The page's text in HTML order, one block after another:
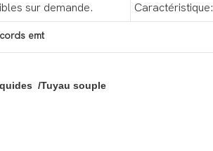
sur demande. Caractéristique:
emt
/Tuyau souple